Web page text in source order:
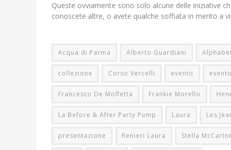
Queste ovviamente sono solo alcune delle iniziative
conoscete altre, o avete qualche soffiata in merito a
Acqua di Parma Alberto Guardiani
collezione Corso Vercelli evento
Francesco De Molfetta Frankie Morello
La Before & After Party Pump Laura Les
presentazione Renieri Laura Stella